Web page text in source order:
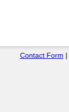
Contact Form |